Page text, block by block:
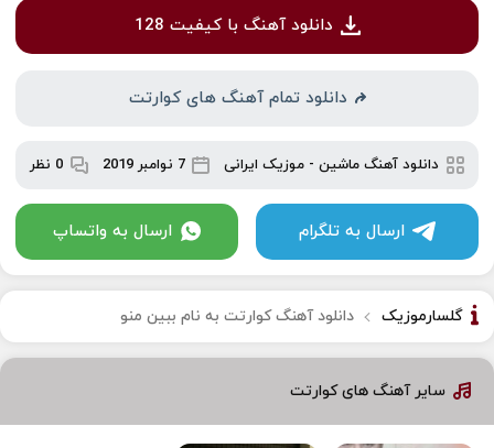
دانلود آهنگ با کیفیت 128
دانلود تمام آهنگ های کوارتت
دانلود آهنگ ماشین- موزیک ایرانی 7 نوامبر 2019 0 نظر
ارسال به تلگرام ارسال به واتساپ
گلسارموزیک دانلود آهنگ کوارتت به نام ببین منو
سایر آهنگ های کوارتت